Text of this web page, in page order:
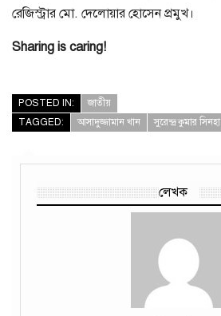
রেজিস্ট্রার মো. দেলোয়ার হোসেন প্রমুখ।
Sharing is caring!
POSTED IN:
জাতীয়
TAGGED:
আসাদুজ্জামান খান সুরেন্দ্র কুমার সিনহা
লেখক